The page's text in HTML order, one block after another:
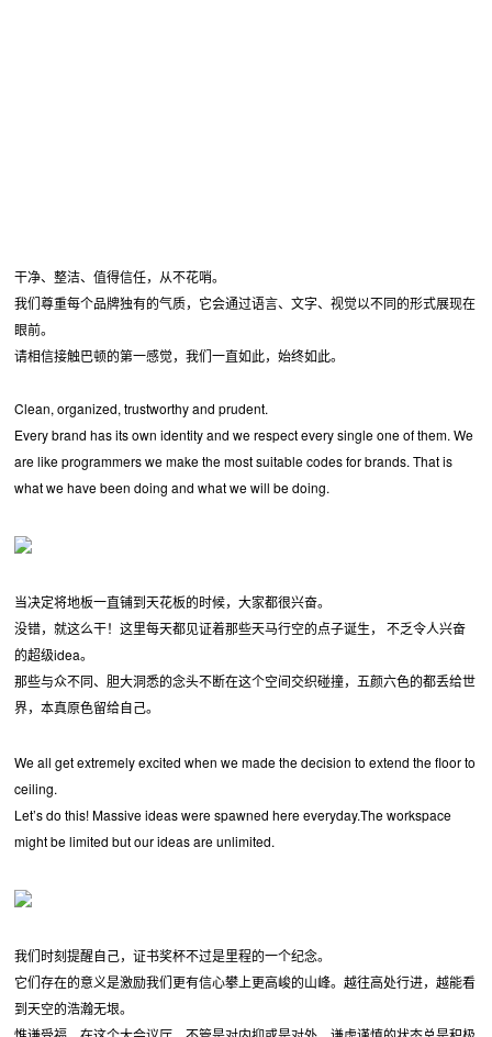
干净、整洁、值得信任，从不花哨。
我们尊重每个品牌独有的气质，它会通过语言、文字、视觉以不同的形式展现在
眼前。
请相信接触巴顿的第一感觉，我们一直如此，始终如此。
Clean, organized, trustworthy and prudent.
Every brand has its own identity and we respect every single one of them. We
are like programmers we make the most suitable codes for brands. That is
what we have been doing and what we will be doing.
当决定将地板一直铺到天花板的时候，大家都很兴奋。
没错，就这么干！这里每天都见证着那些天马行空的点子诞生， 不乏令人兴奋
的超级idea。
那些与众不同、胆大洞悉的念头不断在这个空间交织碰撞，五颜六色的都丢给世
界，本真原色留给自己。
We all get extremely excited when we made the decision to extend the floor to
ceiling.
Let’s do this! Massive ideas were spawned here everyday.The workspace
might be limited but our ideas are unlimited.
我们时刻提醒自己，证书奖杯不过是里程的一个纪念。
它们存在的意义是激励我们更有信心攀上更高峻的山峰。越往高处行进，越能看
到天空的浩瀚无垠。